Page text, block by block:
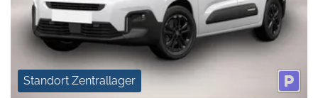
Standort Zentrallager